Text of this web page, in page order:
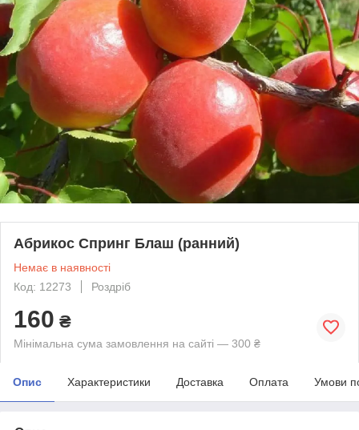
Абрикос Спринг Блаш (ранний)
Немає в наявності
Код: 12273
Роздріб
160 ₴
Мінімальна сума замовлення на сайті — 300 ₴
Опис Характеристики Доставка Оплата Умови